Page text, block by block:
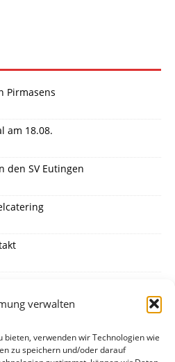
verwalten
bieten, verwenden wir Technologien wie
zu speichern und/oder darauf
Pirmasens
am 18.08.
den SV Eutingen